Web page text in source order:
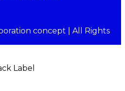
concept | All Rights
Label